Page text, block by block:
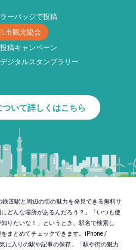
ーバッジで投稿
観光協会
稿キャンペーン
ジタルスタンプラリー
いて詳しくはこちら
道駅と周辺の街の魅力を発見できる無料サ
どんな場所があるんだろう？」「いつも使
りたいな！」というとき、駅名で検索し
まとめてチェックできます。iPhone /
に入りの駅や記事の保存」「駅や街の魅力